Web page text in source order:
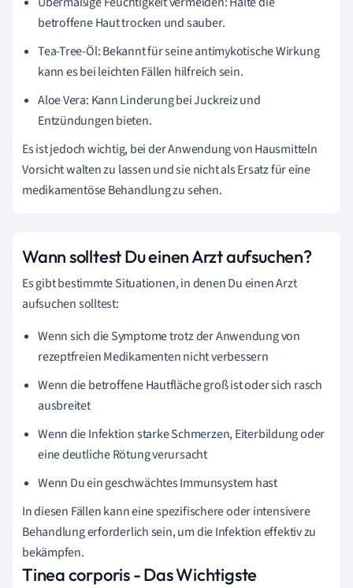
betroffene Haut trocken und sauber.
Tea-Tree-Öl: Bekannt für seine antimykotische Wirkung
kann es bei leichten Fällen hilfreich sein.
Aloe Vera: Kann Linderung bei Juckreiz und
Entzündungen bieten.
Es ist jedoch wichtig, bei der Anwendung von Hausmitteln
Vorsicht walten zu lassen und sie nicht als Ersatz für eine
medikamentöse Behandlung zu sehen.
Wann solltest Du einen Arzt aufsuchen?
Es gibt bestimmte Situationen, in denen Du einen Arzt
aufsuchen solltest:
Wenn sich die Symptome trotz der Anwendung von
rezeptfreien Medikamenten nicht verbessern
Wenn die betroffene Hautfläche groß ist oder sich rasch
ausbreitet
Wenn die Infektion starke Schmerzen, Eiterbildung oder
eine deutliche Rötung verursacht
Wenn Du ein geschwächtes Immunsystem hast
In diesen Fällen kann eine spezifischere oder intensivere
Behandlung erforderlich sein, um die Infektion effektiv zu
bekämpfen.
Tinea corporis - Das Wichtigste